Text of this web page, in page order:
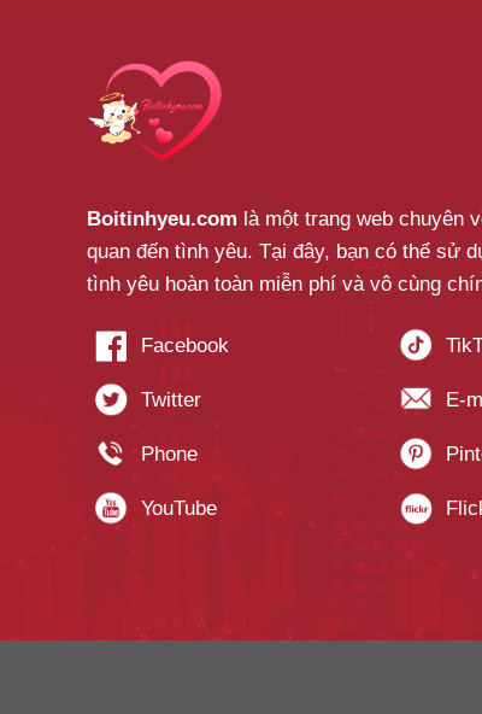
Boitinhyeu.com là một trang web chuyên
quan đến tình yêu. Tại đây, bạn có thể sử
tình yêu hoàn toàn miễn phí và vô cùng